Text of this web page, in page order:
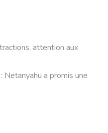
attention aux
Netanyahu a promis une